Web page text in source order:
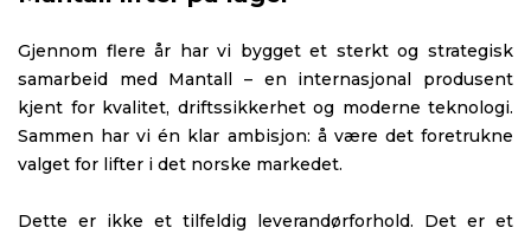
Gjennom flere år har vi bygget et sterkt og strategisk
samarbeid med Mantall – en internasjonal produsent
kjent for kvalitet, driftssikkerhet og moderne teknologi.
Sammen har vi én klar ambisjon: å være det foretrukne
valget for lifter i det norske markedet.
Dette er ikke et tilfeldig leverandørforhold. Det er et